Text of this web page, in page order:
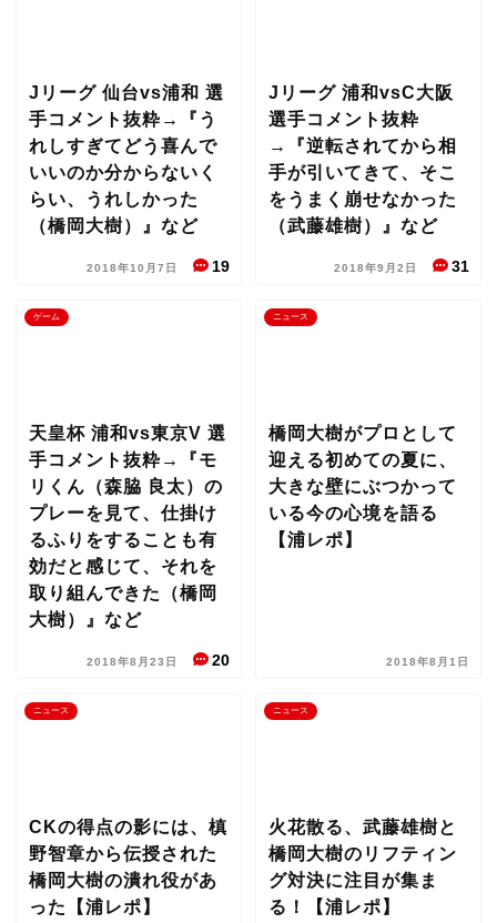
Jリーグ 仙台vs浦和 選
手コメント抜粋→『う
れしすぎてどう喜んで
いいのか分からないく
らい、うれしかった
（橋岡大樹）』など
2018年10月7日 19
Jリーグ 浦和vsC大阪
選手コメント抜粋
→『逆転されてから相
手が引いてきて、そこ
をうまく崩せなかった
（武藤雄樹）』など
2018年9月2日 31
ゲーム
天皇杯 浦和vs東京V 選
手コメント抜粋→『モ
リくん（森脇 良太）の
プレーを見て、仕掛け
るふりをすることも有
効だと感じて、それを
取り組んできた（橋岡
大樹）』など
2018年8月23日 20
ニュース
橋岡大樹がプロとして
迎える初めての夏に、
大きな壁にぶつかって
いる今の心境を語る
【浦レポ】
2018年8月1日
ニュース
CKの得点の影には、槙
野智章から伝授された
橋岡大樹の潰れ役があ
った【浦レポ】
ニュース
火花散る、武藤雄樹と
橋岡大樹のリフティン
グ対決に注目が集ま
る！【浦レポ】